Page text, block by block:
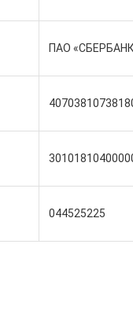
ПАО
044525225